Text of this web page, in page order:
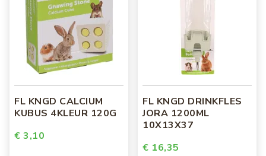
FL KNGD CALCIUM
KUBUS 4KLEUR 120G
€ 3,10
FL KNGD DRINKFLES
JORA 1200ML
10X13X37
€ 16,35